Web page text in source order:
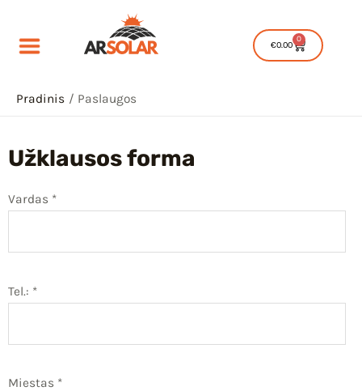
turinio
€0.00
0
Cart
Pradinis Paslaugos
Užklausos forma
Vardas *
Tel.: *
Miestas *